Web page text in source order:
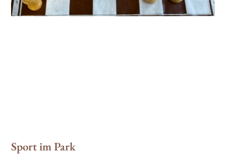
Sport im Park